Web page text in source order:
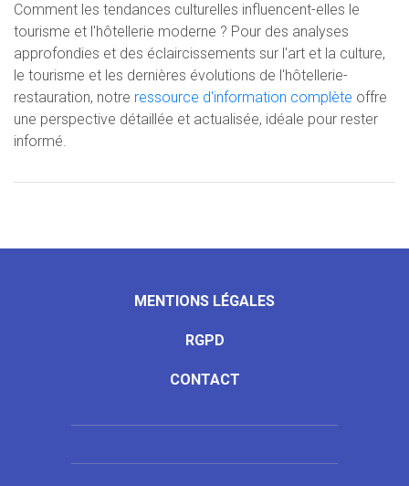
Comment les tendances culturelles influencent-elles le
tourisme et l'hôtellerie moderne ? Pour des analyses
approfondies et des éclaircissements sur l'art et la culture,
le tourisme et les dernières évolutions de l'hôtellerie-
restauration, notre ressource d'information complète offre
une perspective détaillée et actualisée, idéale pour rester
informé.
MENTIONS LÉGALES
RGPD
CONTACT